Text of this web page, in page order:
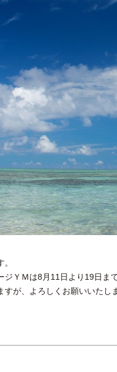
ジＹＭは8月11日より19日ま
すが、よろしくお願いいたし